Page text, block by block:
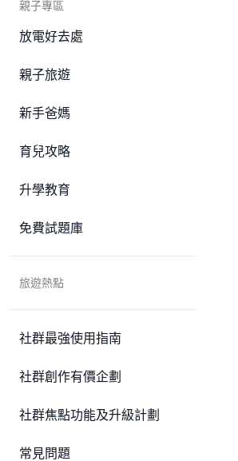
親子專區
放電好去處
親子旅遊
新手爸媽
育兒攻略
升學教育
免費試題庫
旅遊熱點
社群最強使用指南
社群創作有價企劃
社群焦點功能及升級計劃
常見問題